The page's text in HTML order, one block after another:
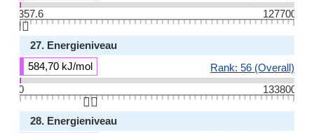
357.6
127700
👆🏻
27. Energieniveau
584,70 kJ/mol
Rank: 56 (Overall)
0
133800
👆🏻
28. Energieniveau